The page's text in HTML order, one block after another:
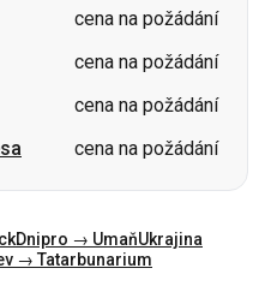
cena na požádání
cena na požádání
cena na požádání
cena na požádání
Dnipro → UmaňUkrajina
→ Tatarbunarium